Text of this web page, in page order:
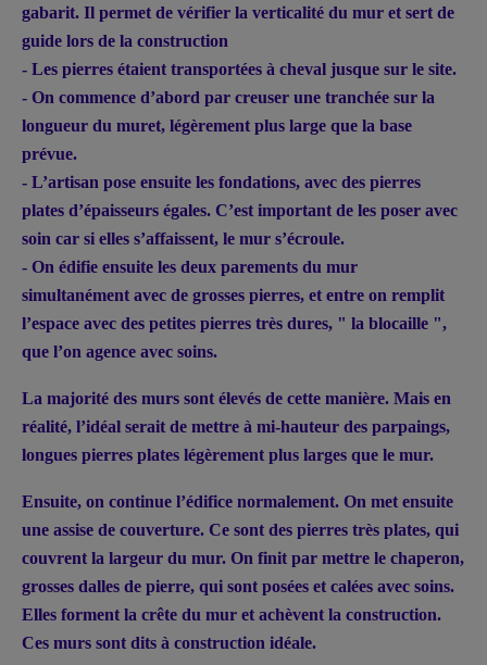
gabarit. Il permet de vérifier la verticalité du mur et sert de
guide lors de la construction
- Les pierres étaient transportées à cheval jusque sur le site.
- On commence d’abord par creuser une tranchée sur la
longueur du muret, légèrement plus large que la base
prévue.
- L’artisan pose ensuite les fondations, avec des pierres
plates d’épaisseurs égales. C’est important de les poser avec
soin car si elles s’affaissent, le mur s’écroule.
- On édifie ensuite les deux parements du mur
simultanément avec de grosses pierres, et entre on remplit
l’espace avec des petites pierres très dures, " la blocaille ",
que l’on agence avec soins.
La majorité des murs sont élevés de cette manière. Mais en
réalité, l’idéal serait de mettre à mi-hauteur des parpaings,
longues pierres plates légèrement plus larges que le mur.
Ensuite, on continue l’édifice normalement. On met ensuite
une assise de couverture. Ce sont des pierres très plates, qui
couvrent la largeur du mur. On finit par mettre le chaperon,
grosses dalles de pierre, qui sont posées et calées avec soins.
Elles forment la crête du mur et achèvent la construction.
Ces murs sont dits à construction idéale.